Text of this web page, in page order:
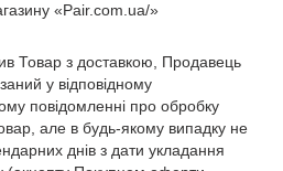
«Pair.com.ua/»
Товар з доставкою, Продавець
у відповідному
повідомленні про обробку
але в будь-якому випадку не
днів з дати укладання